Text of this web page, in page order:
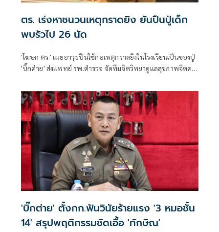
ตร. เร่งหาชนวนเหตุกราดยิง ยันปืนปู่เด็ก
พบรัวไป 26 นัด
'โฆษก ตร.' เผยอาวุธปืนใช้ก่อเหตุกราดยิงในโรงเรียนเป็นของปู่
'บิ๊กต่าย' ส่งแพทย์ รพ.ตำรวจ จัดทีมจิตวิทยาดูแลสุขภาพจิตครู
'บิ๊กต่าย' ตั้งกก.ฟันวินัยร้ายแรง '3 หมอชั้น
14' สรุปพฤติกรรมชัดเอื้อ 'ทักษิณ'